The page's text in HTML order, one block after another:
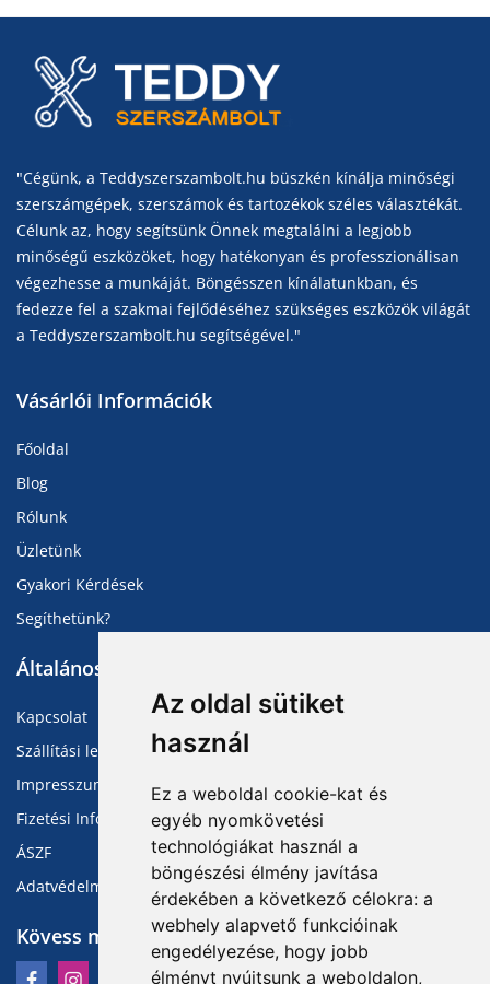
Az oldal sütiket
használ
Ez a weboldal cookie-kat és
egyéb nyomkövetési
technológiákat használ a
böngészési élmény javítása
érdekében a következő célokra: a
webhely alapvető funkcióinak
engedélyezése, hogy jobb
élményt nyújtsunk a weboldalon,
"Cégünk, a Teddyszerszambolt.hu büszkén kínálja minőségi
szerszámgépek, szerszámok és tartozékok széles választékát.
Célunk az, hogy segítsünk Önnek megtalálni a legjobb
minőségű eszközöket, hogy hatékonyan és professzionálisan
végezhesse a munkáját. Böngésszen kínálatunkban, és
fedezze fel a szakmai fejlődéséhez szükséges eszközök világát
a Teddyszerszambolt.hu segítségével."
Vásárlói Információk
Főoldal
Blog
Rólunk
Üzletünk
Gyakori Kérdések
Segíthetünk?
Általános Információk
Kapcsolat
Szállítási lehetőségek
Impresszum
Fizetési Információk
ÁSZF
Adatvédelmi Tájékoztató
Kövess minket